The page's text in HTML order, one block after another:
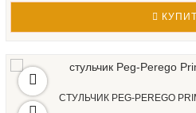
СТУЛЬЧИК PEG-PEREGO